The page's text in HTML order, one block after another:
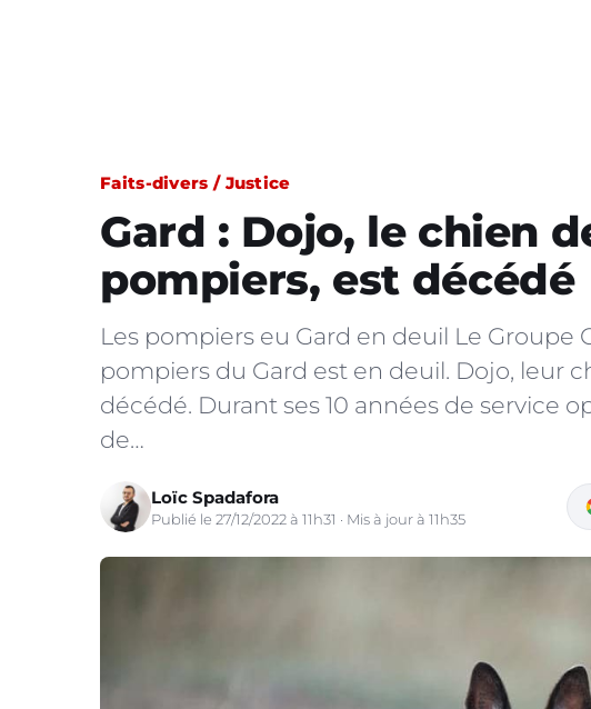
Faits-divers / Justice
Gard : Dojo, le chien
pompiers, est décédé
Les pompiers eu Gard en deuil Le Groupe
pompiers du Gard est en deuil. Dojo, leur
décédé. Durant ses 10 années de service
de…
Loïc Spadafora
Publié le 27/12/2022 à 11h31 · Mis à jour à 11h35